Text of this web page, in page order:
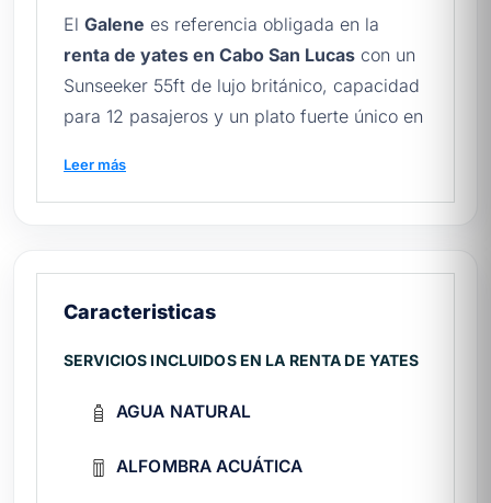
El Galene es referencia obligada en la
renta de yates en Cabo San Lucas con un
Sunseeker 55ft de lujo británico, capacidad
para 12 pasajeros y un plato fuerte único en
preparados a bordo sin costo extra. Dentro
de nuestro catálogo deyates en Los
la mejor experiencia gastronómica a bordo,
ideal para grupos que valoran la comida
Además, losyates Sunseekerson
líneas elegantes y construcción artesanal en
Poole, Inglaterra.
Leer más
Caracteristicas
SERVICIOS INCLUIDOS EN LA RENTA DE YATES
AGUA NATURAL
ALFOMBRA ACUÁTICA